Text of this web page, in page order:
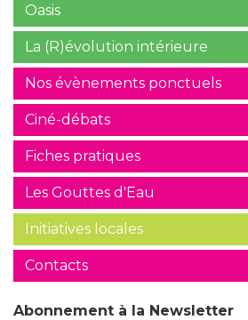
Oasis
La (R)évolution intérieure
Nos évènements ponctuels
Ciné-débats
Fiches pratiques
Les Gouttes d'Eau
Initiatives locales
Contacts
Abonnement à la Newsletter